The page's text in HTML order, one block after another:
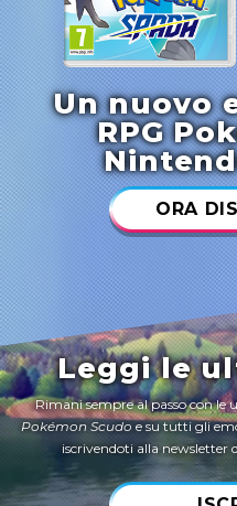
Un nuovo
RPG
ORA
Leggi le
Rimani sempre al passo con le
Pokémon Scudoe su tutti gli
iscrivendoti alla newsletter